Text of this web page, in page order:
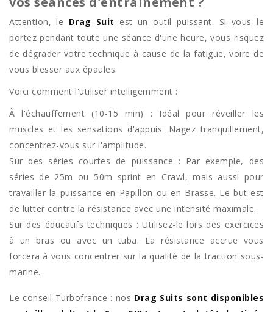
Attention, le Drag Suit est un outil puissant. Si vous le
portez pendant toute une séance d'une heure, vous risquez
de dégrader votre technique à cause de la fatigue, voire de
vous blesser aux épaules.
Voici comment l'utiliser intelligemment :
À l'échauffement (10-15 min) : Idéal pour réveiller les
muscles et les sensations d'appuis. Nagez tranquillement,
concentrez-vous sur l'amplitude.
Sur des séries courtes de puissance : Par exemple, des
séries de 25m ou 50m sprint en Crawl, mais aussi pour
travailler la puissance en Papillon ou en Brasse. Le but est
de lutter contre la résistance avec une intensité maximale.
Sur des éducatifs techniques : Utilisez-le lors des exercices
à un bras ou avec un tuba. La résistance accrue vous
forcera à vous concentrer sur la qualité de la traction sous-
marine.
Le conseil Turbofrance : nos Drag Suits sont disponibles